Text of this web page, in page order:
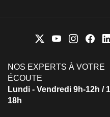
NOS EXPERTS À VOTRE
ÉCOUTE
Lundi - Vendredi 9h-12h /
18h